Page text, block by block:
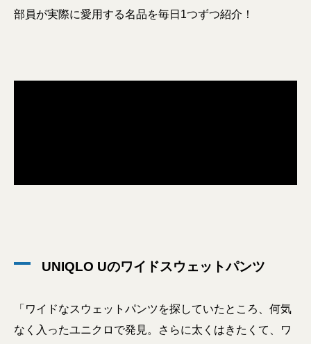
部員が実際に愛用する名品を毎日1つずつ紹介！
UNIQLO Uのワイドスウェットパンツ
「ワイドなスウェットパンツを探していたところ、何気
なく入ったユニクロで発見。さらに太くはきたくて、ワ